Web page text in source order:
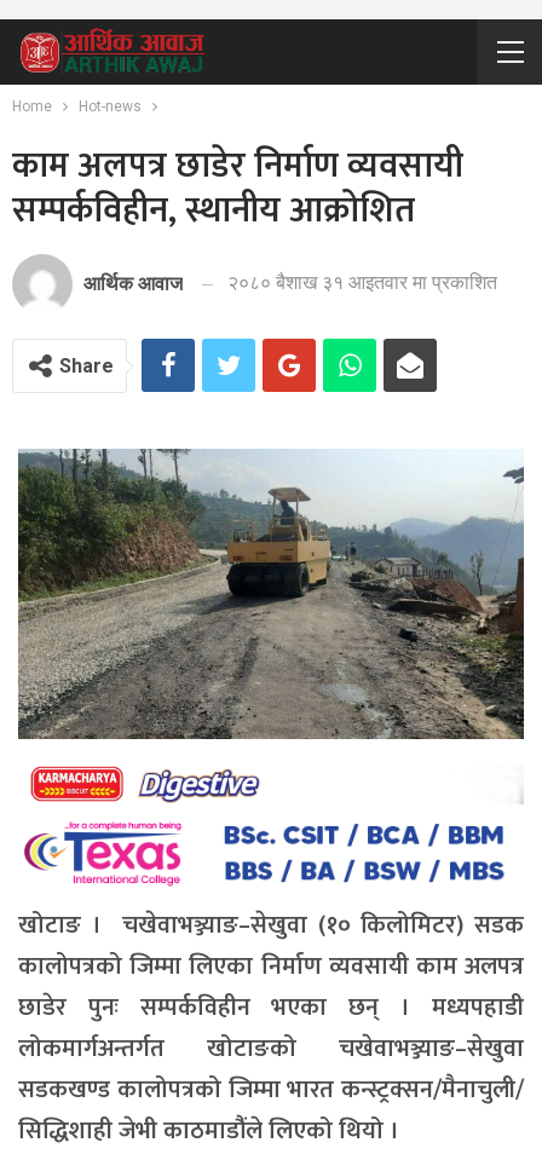
Home Hot-news
काम अलपत्र छाडेर निर्माण व्यवसायी
सम्पर्कविहीन, स्थानीय आक्रोशित
आर्थिक आवाज २०८० बैशाख ३१ आइतवार मा प्रकाशित
Share
खोटाङ । चखेवाभञ्ज्याङ–सेखुवा (१० किलोमिटर) सडक
कालोपत्रको जिम्मा लिएका निर्माण व्यवसायी काम अलपत्र
छाडेर पुनः सम्पर्कविहीन भएका छन् । मध्यपहाडी
लोकमार्गअन्तर्गत खोटाङको चखेवाभञ्ज्याङ–सेखुवा
सडकखण्ड कालोपत्रको जिम्मा भारत कन्स्ट्रक्सन/मैनाचुली/
सिद्धिशाही जेभी काठमाडौंंले लिएको थियो ।